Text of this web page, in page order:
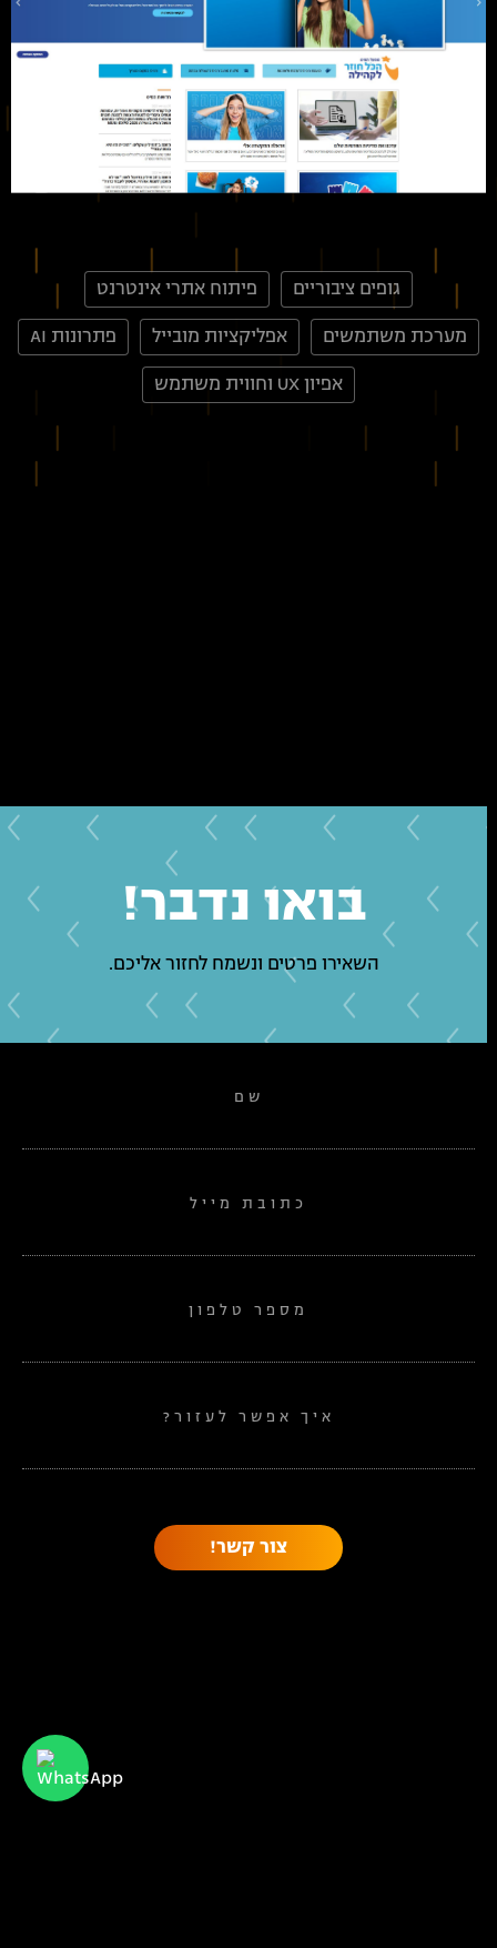
גופים ציבוריים פיתוח אתרי אינטרנט
מערכת משתמשים אפליקציות מובייל פתרונות AI
אפיון UX וחווית משתמש
שם
כתובת מייל
מספר טלפון
איך אפשר לעזור?
בואו נדבר!
השאירו פרטים ונשמח לחזור אליכם.